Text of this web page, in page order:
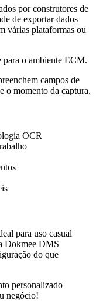
por construtores de
de exportar dados
várias plataformas ou
o ambiente ECM.
campos de
o momento da captura.
OCR
para uso casual
Dokmee DMS
do que
personalizado
negócio!